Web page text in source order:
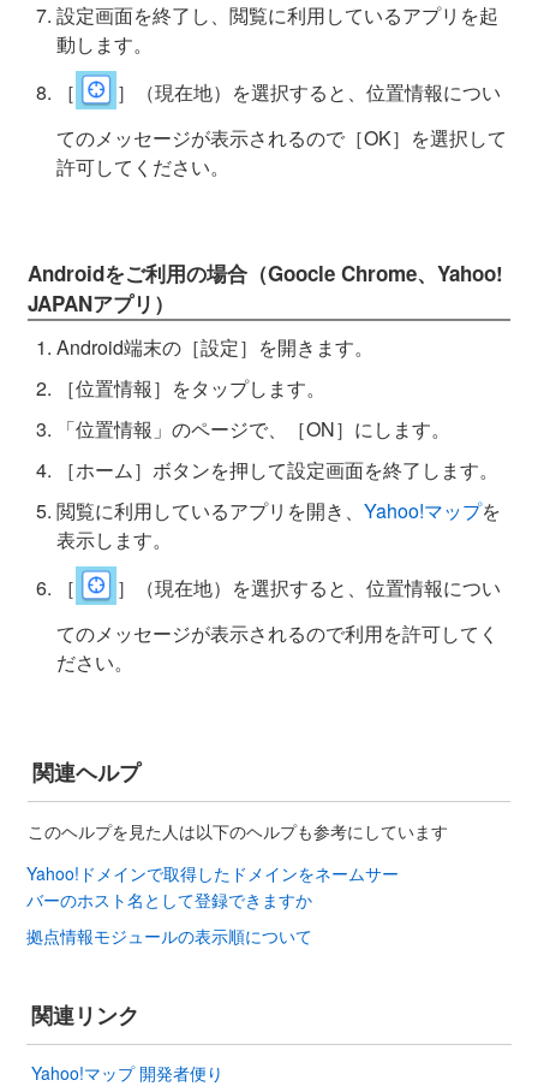
設定画面を終了し、閲覧に利用しているアプリを起
動します。
［
］（現在地）を選択すると、位置情報につい
てのメッセージが表示されるので［OK］を選択して
許可してください。
Androidをご利用の場合（Goocle Chrome、Yahoo!
JAPANアプリ）
Android端末の［設定］を開きます。
［位置情報］をタップします。
「位置情報」のページで、［ON］にします。
［ホーム］ボタンを押して設定画面を終了します。
閲覧に利用しているアプリを開き、 Yahoo!マップを
表示します。
［
］（現在地）を選択すると、位置情報につい
てのメッセージが表示されるので利用を許可してく
ださい。
関連ヘルプ
このヘルプを見た人は以下のヘルプも参考にしています
Yahoo!ドメインで取得したドメインをネームサー
バーのホスト名として登録できますか
拠点情報モジュールの表示順について
関連リンク
Yahoo!マップ 開発者便り